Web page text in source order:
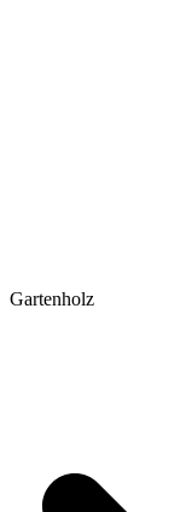
Gartenholz